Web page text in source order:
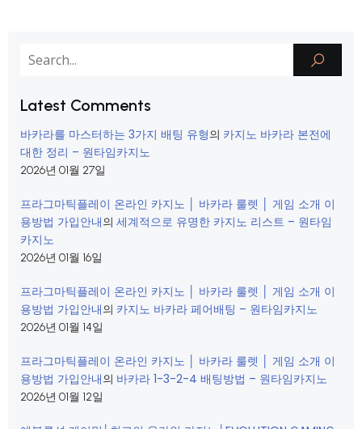
Latest Comments
바카라를 마스터하는 3가지 배팅 유형의 카지노 바카라 본전에
대한 정리 – 원타임카지노
2026년 01월 27일
프라그마틱플레이 온라인 카지노 │ 바카라 룰렛 │ 게임 소개 이
용방법 가입안내의 세계적으로 유명한 카지노 리스트 – 원타임
카지노
2026년 01월 16일
프라그마틱플레이 온라인 카지노 │ 바카라 룰렛 │ 게임 소개 이
용방법 가입안내의 카지노 바카라 페어배팅 – 원타임카지노
2026년 01월 14일
프라그마틱플레이 온라인 카지노 │ 바카라 룰렛 │ 게임 소개 이
용방법 가입안내의 바카라 1-3-2-4 배팅방법 – 원타임카지노
2026년 01월 12일